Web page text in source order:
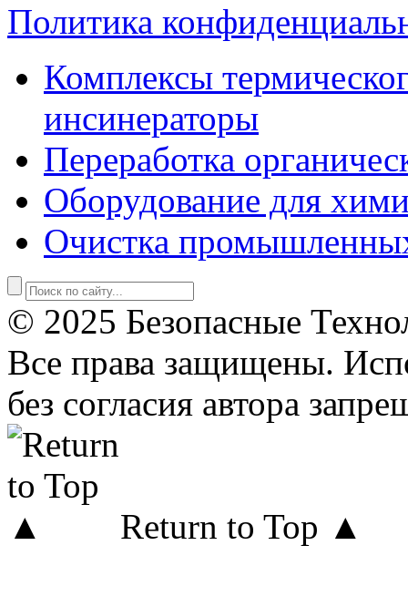
Политика
Комплексы
инсинераторы
Переработка
Оборудование для
Очистка
© 2025 Безопасные
Все права защищены.
без согласия автора
Return to Top ▲